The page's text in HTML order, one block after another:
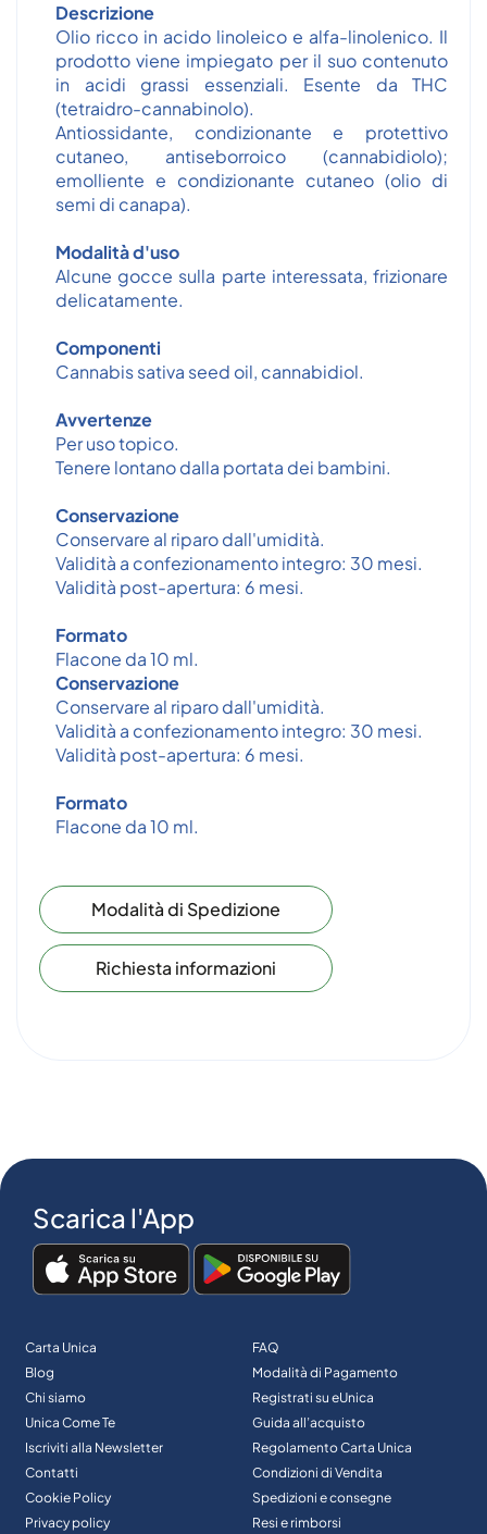
Descrizione
Olio ricco in acido linoleico e alfa-linolenico. Il
prodotto viene impiegato per il suo contenuto
in acidi grassi essenziali. Esente da THC
(tetraidro-cannabinolo).
Antiossidante, condizionante e protettivo
cutaneo, antiseborroico (cannabidiolo);
emolliente e condizionante cutaneo (olio di
semi di canapa).
Modalità d'uso
Alcune gocce sulla parte interessata, frizionare
delicatamente.
Componenti
Cannabis sativa seed oil, cannabidiol.
Avvertenze
Per uso topico.
Tenere lontano dalla portata dei bambini.
Conservazione
Conservare al riparo dall'umidità.
Validità a confezionamento integro: 30 mesi.
Validità post-apertura: 6 mesi.
Formato
Flacone da 10 ml.
Conservazione
Conservare al riparo dall'umidità.
Validità a confezionamento integro: 30 mesi.
Validità post-apertura: 6 mesi.
Formato
Flacone da 10 ml.
Modalità di Spedizione
Richiesta informazioni
Scarica l'App
Carta Unica
Blog
Chi siamo
Unica Come Te
Iscriviti alla Newsletter
Contatti
Cookie Policy
Privacy policy
FAQ
Modalità di Pagamento
Registrati su eUnica
Guida all’acquisto
Regolamento Carta Unica
Condizioni di Vendita
Spedizioni e consegne
Resi e rimborsi